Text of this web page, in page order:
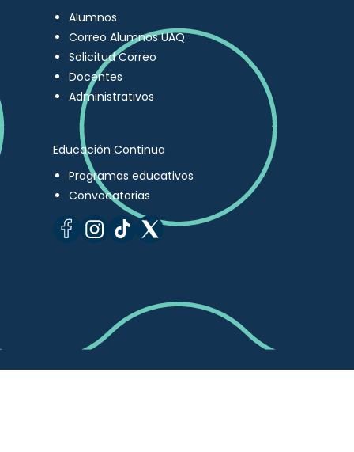
Alumnos
Correo Alumnos UAQ
Solicitud Correo
Docentes
Administrativos
Educación Continua
Programas educativos
Convocatorias